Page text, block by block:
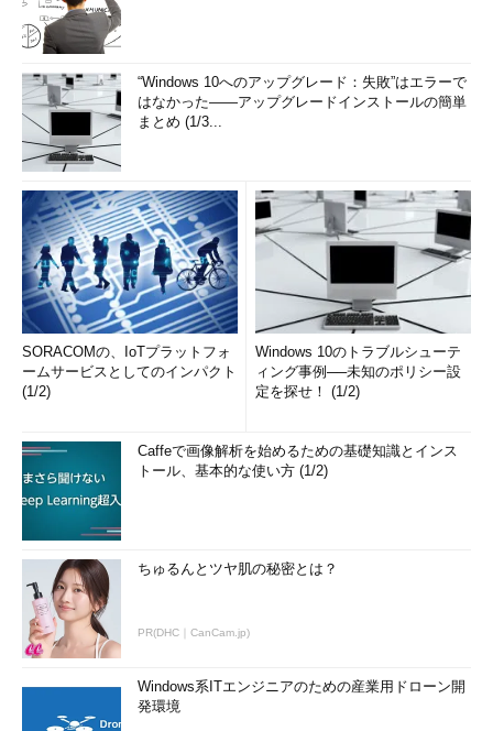
“Windows 10へのアップグレード：失敗”はエラーで
はなかった――アップグレードインストールの簡単
まとめ (1/3...
SORACOMの、IoTプラットフォ
ームサービスとしてのインパクト
(1/2)
Windows 10のトラブルシューテ
ィング事例──未知のポリシー設
定を探せ！ (1/2)
Caffeで画像解析を始めるための基礎知識とインス
トール、基本的な使い方 (1/2)
ちゅるんとツヤ肌の秘密とは？
PR(DHC｜CanCam.jp)
Windows系ITエンジニアのための産業用ドローン開
発環境